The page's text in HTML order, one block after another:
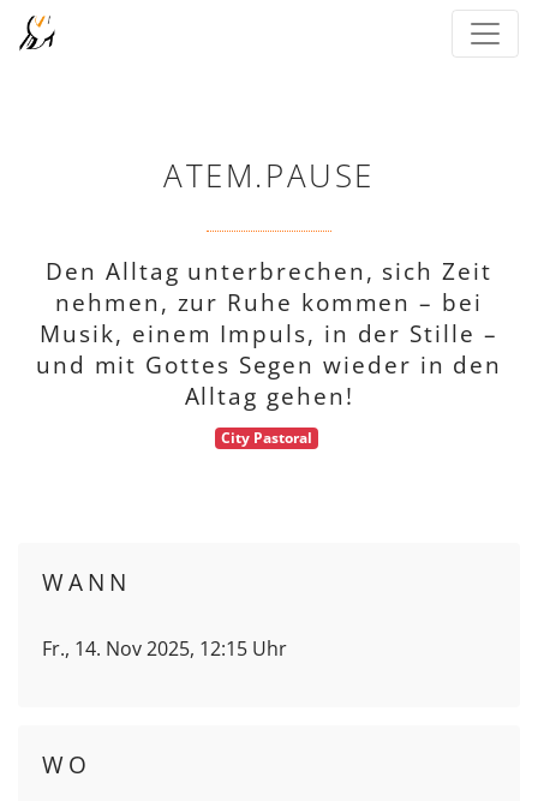
ATEM.PAUSE
Den Alltag unterbrechen, sich Zeit
nehmen, zur Ruhe kommen – bei
Musik, einem Impuls, in der Stille –
und mit Gottes Segen wieder in den
Alltag gehen!
City Pastoral
WANN
Fr., 14. Nov 2025, 12:15 Uhr
WO